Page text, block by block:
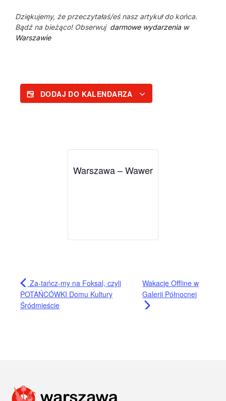
Dziękujemy, że przeczytałaś/eś nasz artykuł do końca.
Bądź na bieżąco! Obserwuj darmowe wydarzenia w
Warszawie
DODAJ DO KALENDARZA
Warszawa – Wawer
Za-tańcz-my na Foksal, czyli
POTAŃCÓWKI Domu Kultury
Śródmieście
Wakacje Offline w
Galerii Północnej